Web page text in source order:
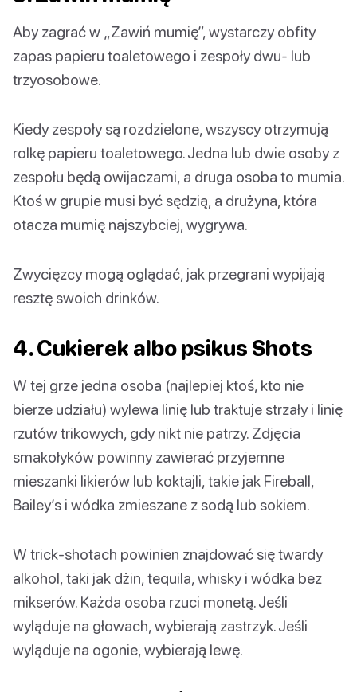
Aby zagrać w „Zawiń mumię”, wystarczy obfity
zapas papieru toaletowego i zespoły dwu- lub
trzyosobowe.
Kiedy zespoły są rozdzielone, wszyscy otrzymują
rolkę papieru toaletowego. Jedna lub dwie osoby z
zespołu będą owijaczami, a druga osoba to mumia.
Ktoś w grupie musi być sędzią, a drużyna, która
otacza mumię najszybciej, wygrywa.
Zwycięzcy mogą oglądać, jak przegrani wypijają
resztę swoich drinków.
4. Cukierek albo psikus Shots
W tej grze jedna osoba (najlepiej ktoś, kto nie
bierze udziału) wylewa linię lub traktuje strzały i linię
rzutów trikowych, gdy nikt nie patrzy. Zdjęcia
smakołyków powinny zawierać przyjemne
mieszanki likierów lub koktajli, takie jak Fireball,
Bailey’s i wódka zmieszane z sodą lub sokiem.
W trick-shotach powinien znajdować się twardy
alkohol, taki jak dżin, tequila, whisky i wódka bez
mikserów. Każda osoba rzuci monetą. Jeśli
wyląduje na głowach, wybierają zastrzyk. Jeśli
wyląduje na ogonie, wybierają lewę.